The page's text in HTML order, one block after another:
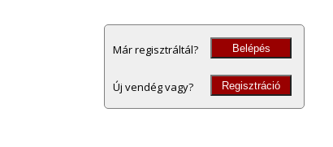
Már regisztráltál? Belépés
Új vendég vagy? Regisztráció